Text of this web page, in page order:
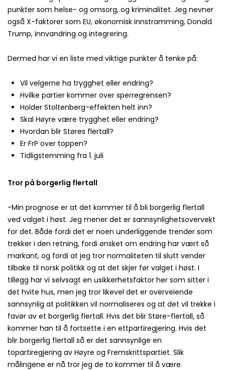
punkter som helse- og omsorg, og kriminalitet. Jeg nevner
også X-faktorer som EU, økonomisk innstramming, Donald
Trump, innvandring og integrering.
Dermed har vi en liste med viktige punkter å tenke på:
Vil velgerne ha trygghet eller endring?
Hvilke partier kommer over sperregrensen?
Holder Stoltenberg-effekten helt inn?
Skal Høyre være trygghet eller endring?
Hvordan blir Støres flertall?
Er FrP over toppen?
Tidligstemming fra 1. juli
Tror på borgerlig flertall
-Min prognose er at det kommer til å bli borgerlig flertall
ved valget i høst. Jeg mener det er sannsynlighetsovervekt
for det. Både fordi det er noen underliggende trender som
trekker i den retning, fordi ønsket om endring har vært så
markant, og fordi at jeg tror normaliteten til slutt vender
tilbake til norsk politikk og at det skjer før valget i høst. I
tillegg har vi selvsagt en usikkerhetsfaktor her som sitter i
det hvite hus, men jeg tror likevel det er overveiende
sannsynlig at politikken vil normaliseres og at det vil trekke i
favør av et borgerlig flertall. Hvis det blir Støre-flertall, så
kommer han til å fortsette i en ettpartiregjering. Hvis det
blir borgerlig flertall så er det sannsynlige en
topartiregjering av Høyre og Fremskrittspartiet. Slik
målingene er nå tror jeg de to kommer til å være